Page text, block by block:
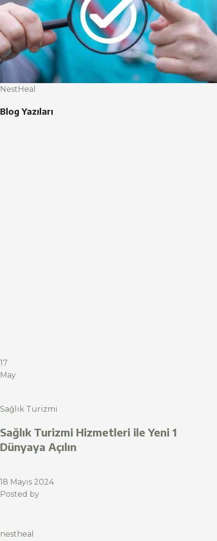
NestHeal
Blog Yazıları
17
May
Sağlık Turizmi
Sağlık Turizmi Hizmetleri ile Yeni 1
Dünyaya Açılın
18 Mayıs 2024
Posted by
nestheal